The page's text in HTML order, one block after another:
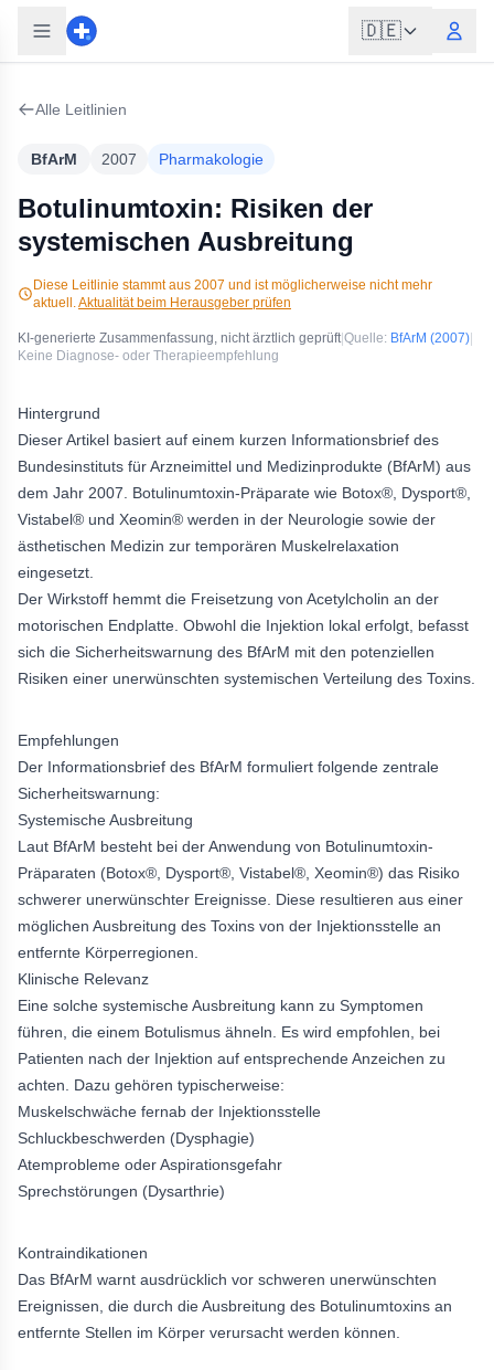
🇩🇪
Alle Leitlinien
BfArM 2007 Pharmakologie
Botulinumtoxin: Risiken der
systemischen Ausbreitung
Diese Leitlinie stammt aus 2007 und ist möglicherweise nicht mehr
aktuell.Aktualität beim Herausgeber prüfen
KI-generierte Zusammenfassung, nicht ärztlich geprüft|Quelle: BfArM (2007)
Keine Diagnose- oder Therapieempfehlung
Hintergrund
Dieser Artikel basiert auf einem kurzen Informationsbrief des
Bundesinstituts für Arzneimittel und Medizinprodukte (BfArM) aus
dem Jahr 2007. Botulinumtoxin-Präparate wie Botox®, Dysport®,
Vistabel® und Xeomin® werden in der Neurologie sowie der
ästhetischen Medizin zur temporären Muskelrelaxation
eingesetzt.
Der Wirkstoff hemmt die Freisetzung von Acetylcholin an der
motorischen Endplatte. Obwohl die Injektion lokal erfolgt, befasst
sich die Sicherheitswarnung des BfArM mit den potenziellen
Risiken einer unerwünschten systemischen Verteilung des Toxins.
Empfehlungen
Der Informationsbrief des BfArM formuliert folgende zentrale
Sicherheitswarnung:
Systemische Ausbreitung
Laut BfArM besteht bei der Anwendung von Botulinumtoxin-
Präparaten (Botox®, Dysport®, Vistabel®, Xeomin®) das Risiko
schwerer unerwünschter Ereignisse. Diese resultieren aus einer
möglichen Ausbreitung des Toxins von der Injektionsstelle an
entfernte Körperregionen.
Klinische Relevanz
Eine solche systemische Ausbreitung kann zu Symptomen
führen, die einem Botulismus ähneln. Es wird empfohlen, bei
Patienten nach der Injektion auf entsprechende Anzeichen zu
achten. Dazu gehören typischerweise:
Muskelschwäche fernab der Injektionsstelle
Schluckbeschwerden (Dysphagie)
Atemprobleme oder Aspirationsgefahr
Sprechstörungen (Dysarthrie)
Kontraindikationen
Das BfArM warnt ausdrücklich vor schweren unerwünschten
Ereignissen, die durch die Ausbreitung des Botulinumtoxins an
entfernte Stellen im Körper verursacht werden können.